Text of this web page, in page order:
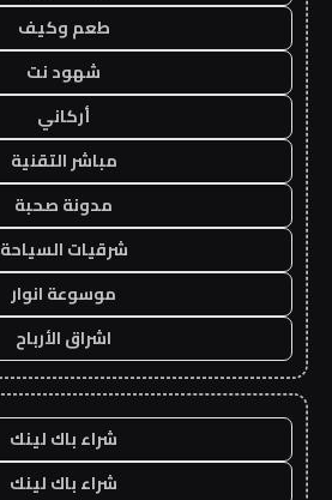
طعم وكيف
شهود نت
أركاني
مباشر التقنية
مدونة صحبة
شرقيات السياحة
موسوعة انوار
اشراق الأرباح
شراء باك لينك
شراء باك لينك